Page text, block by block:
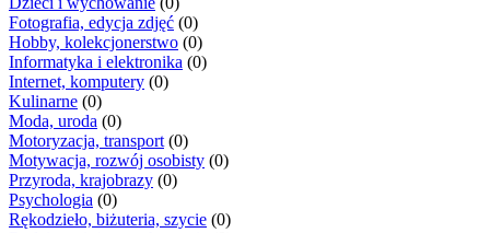
Fotografia, edycja zdjęć (0)
Hobby, kolekcjonerstwo (0)
Informatyka i elektronika (0)
Internet, komputery (0)
Kulinarne (0)
Moda, uroda (0)
Motoryzacja, transport (0)
Motywacja, rozwój osobisty (0)
Przyroda, krajobrazy (0)
Psychologia (0)
Rękodzieło, biżuteria, szycie (0)